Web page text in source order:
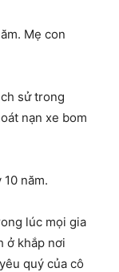
Mẹ con
sử trong
nạn xe bom
năm.
lúc mọi gia
ở khắp nơi
quý của cô